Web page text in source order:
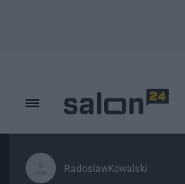
RadoslawKowalski